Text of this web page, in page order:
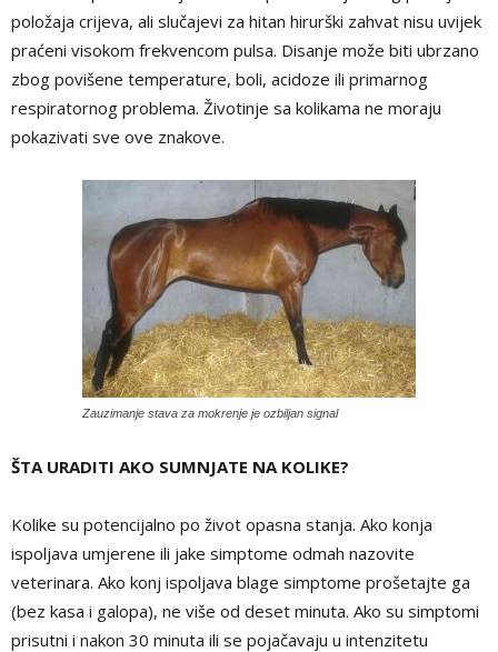
položaja crijeva, ali slučajevi za hitan hirurški zahvat nisu uvijek
praćeni visokom frekvencom pulsa. Disanje može biti ubrzano
zbog povišene temperature, boli, acidoze ili primarnog
respiratornog problema. Životinje sa kolikama ne moraju
pokazivati sve ove znakove.
Zauzimanje stava za mokrenje je ozbiljan signal
ŠTA URADITI AKO SUMNJATE NA KOLIKE?
Kolike su potencijalno po život opasna stanja. Ako konja
ispoljava umjerene ili jake simptome odmah nazovite
veterinara. Ako konj ispoljava blage simptome prošetajte ga
(bez kasa i galopa), ne više od deset minuta. Ako su simptomi
prisutni i nakon 30 minuta ili se pojačavaju u intenzitetu